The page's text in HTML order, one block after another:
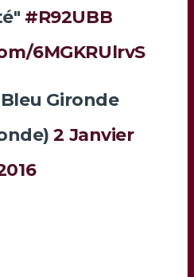
#R92UBB
6MGKRUlrvS
Gironde
2 Janvier